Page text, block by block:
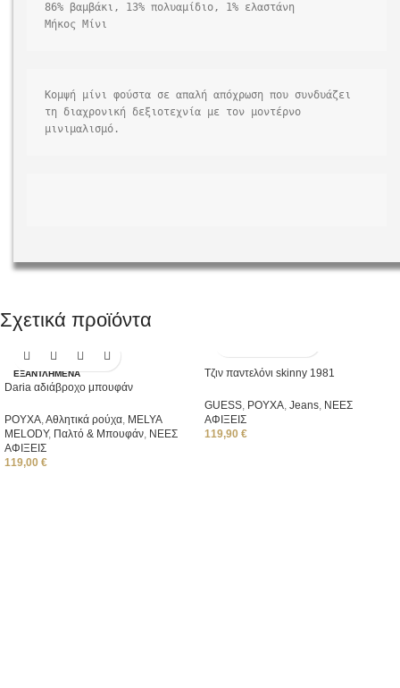
86% βαμβάκι, 13% πολυαμίδιο, 1% ελαστάνη
Κομψή μίνι φούστα σε απαλή απόχρωση που συνδυάζει
τη διαχρονική δεξιοτεχνία με τον μοντέρνο
μινιμαλισμό.
Σχετικά προϊόντα
ΕΞΑΝΤΛΗΜΈΝΑ
Daria αδιάβροχο μπουφάν
ΡΟΥΧΑ,Αθλητικά ρούχα, ΜΕLYA
MELODY, Παλτό & Μπουφάν, ΝΕΕΣ
ΑΦΙΞΕΙΣ
119,00 €
Τζιν παντελόνι skinny 1981
GUESS, ΡΟΥΧΑ, Jeans, ΝΕΕΣ
ΑΦΙΞΕΙΣ
119,90 €